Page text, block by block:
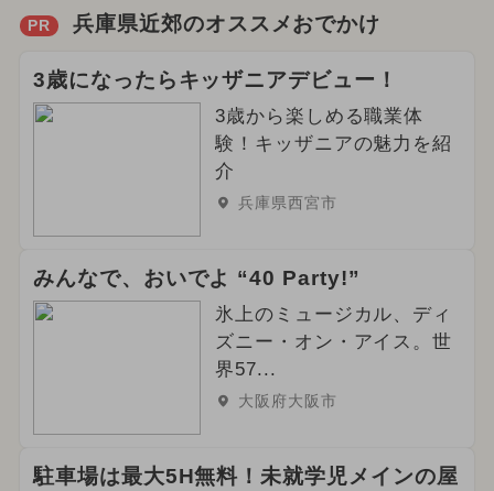
PR 兵庫県近郊のオススメおでかけ
3歳になったらキッザニアデビュー！
3歳から楽しめる職業体
験！キッザニアの魅力を紹
介
兵庫県西宮市
みんなで、おいでよ “40 Party!”
氷上のミュージカル、ディ
ズニー・オン・アイス。世
界57...
大阪府大阪市
駐車場は最大5H無料！未就学児メインの屋